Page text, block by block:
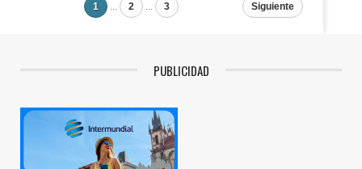
1 ... 2 ... 3 Siguiente
PUBLICIDAD